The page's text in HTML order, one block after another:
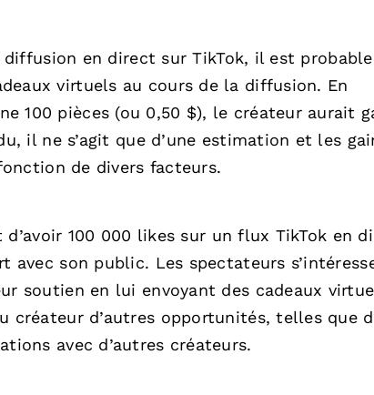
en direct sur TikTok, il est probable
virtuels au cours de la diffusion. En
100 pièces (ou 0,50 $), le créateur aurait
il ne s’agit que d’une estimation et les
de divers facteurs.
100 000 likes sur un flux TikTok en
son public. Les spectateurs
soutien en lui envoyant des cadeaux
créateur d’autres opportunités, telles que
avec d’autres créateurs.